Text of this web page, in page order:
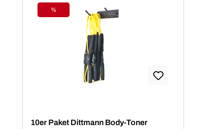
Rabatt
%
10er Paket Dittmann Body-Toner